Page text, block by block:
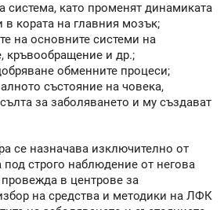
система, като променят динамиката
в кората на главния мозък;
на основните системи на
кръвообращение и др.;
обменните процеси;
състояние на човека,
за заболяването и му създават
се назначава изключително от
строго наблюдение от негова
провежда в центрове за
на средства и методики на ЛФК